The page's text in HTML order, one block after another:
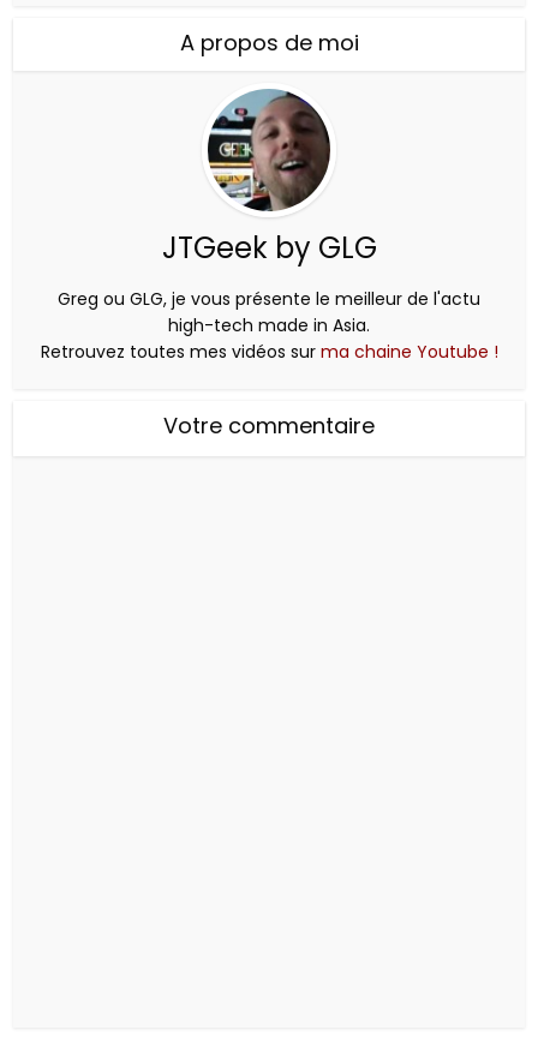
A propos de moi
JTGeek by GLG
Greg ou GLG, je vous présente le meilleur de l'actu
high-tech made in Asia.
Retrouvez toutes mes vidéos sur ma chaine Youtube !
Votre commentaire